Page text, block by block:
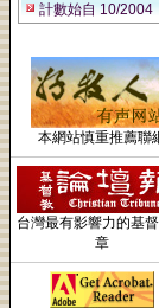
計數始自 10/2004
本網站慎重推薦聯
台灣最有影響力的基
章